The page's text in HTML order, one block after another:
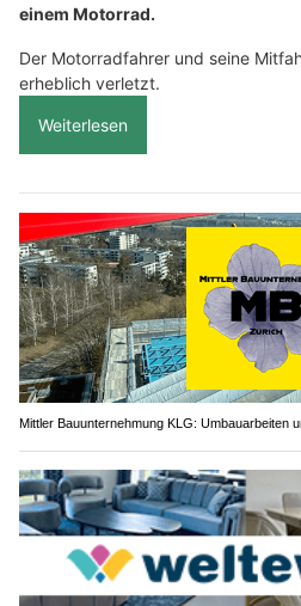
einem Motorrad.
Der Motorradfahrer und seine
erheblich verletzt.
Weiterlesen
Mittler Bauunternehmung KLG: Umbauarbeiten